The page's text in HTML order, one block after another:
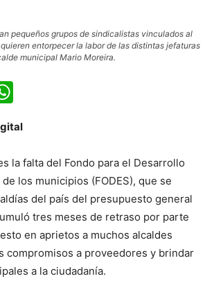
pequeños grupos de sindicalistas vinculados al
entorpecer la labor de las distintas jefaturas
municipal Mario Moreira.
la falta del Fondo para el Desarrollo
los municipios (FODES), que se
del país del presupuesto general
tres meses de retraso por parte
en aprietos a muchos alcaldes
compromisos a proveedores y brindar
a la ciudadanía.